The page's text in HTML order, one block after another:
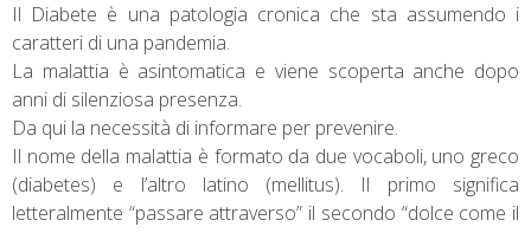
Il Diabete è una patologia cronica che sta assumendo i
caratteri di una pandemia.
La malattia è asintomatica e viene scoperta anche dopo
anni di silenziosa presenza.
Da qui la necessità di informare per prevenire.
Il nome della malattia è formato da due vocaboli, uno greco
(diabetes) e l’altro latino (mellitus). Il primo significa
letteralmente “passare attraverso” il secondo “dolce come il